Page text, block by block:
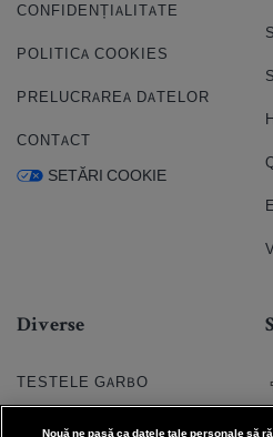
CONFIDENȚIALITATE
POLITICA COOKIES
PRELUCRAREA DATELOR
CONTACT
SETĂRI COOKIE
Diverse
TESTELE GARBO
HOROSCOP
Nouă ne pasă ca datele tale personale să